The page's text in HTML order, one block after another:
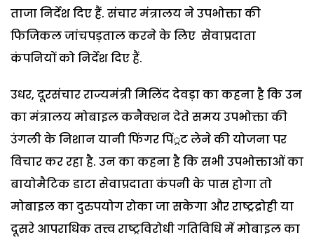
ताजा निर्देश दिए हैं. संचार मंत्रालय ने उपभोक्ता की
फिजिकल जांचपड़ताल करने के लिए सेवाप्रदाता
कंपनियों को निर्देश दिए हैं.
उधर, दूरसंचार राज्यमंत्री मिलिंद देवड़ा का कहना है कि उन
का मंत्रालय मोबाइल कनैक्शन देते समय उपभोक्ता की
उंगली के निशान यानी फिंगर पिं्रट लेने की योजना पर
विचार कर रहा है. उन का कहना है कि सभी उपभोक्ताओं का
बायोमैटिक डाटा सेवाप्रदाता कंपनी के पास होगा तो
मोबाइल का दुरुपयोग रोका जा सकेगा और राष्ट्रद्रोही या
दूसरे आपराधिक तत्त्व राष्ट्रविरोधी गतिविधि में मोबाइल का